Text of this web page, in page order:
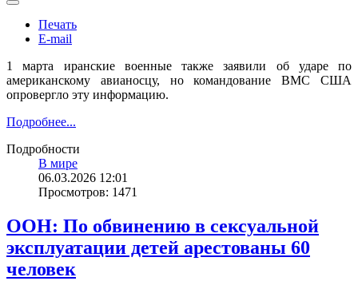
Печать
E-mail
1 марта иранские военные также заявили об ударе по
американскому авианосцу, но командование ВМС США
опровергло эту информацию.
Подробнее...
Подробности
В мире
06.03.2026 12:01
Просмотров: 1471
ООН: По обвинению в сексуальной
эксплуатации детей арестованы 60
человек